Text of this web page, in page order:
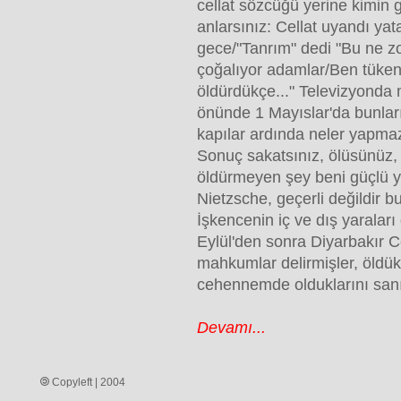
cellat sözcüğü yerine kimin
anlarsınız: Cellat uyandı
gece/"Tanrım" dedi "Bu ne
çoğalıyor adamlar/Ben
öldürdükçe..." Televizyonda
önünde 1 Mayıslar'da
kapılar ardında neler
Sonuç sakatsınız,
öldürmeyen şey beni güçlü
Nietzsche, geçerli değildir
İşkencenin iç ve dış
Eylül'den sonra Diyarbakır
mahkumlar delirmişler,
cehennemde olduklarını
Devamı...
Copyleft | 2004